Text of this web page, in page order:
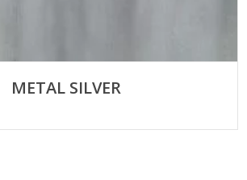
METAL SILVER